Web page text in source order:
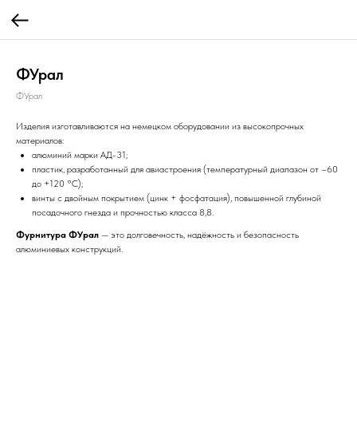
ФУрал
ФУрал
Изделия изготавливаются на немецком оборудовании из высокопрочных
материалов:
алюминий марки АД-31;
пластик, разработанный для авиастроения (температурный диапазон от –60
до +120 °C);
винты с двойным покрытием (цинк + фосфатация), повышенной глубиной
посадочного гнезда и прочностью класса 8,8.
Фурнитура ФУрал — это долговечность, надёжность и безопасность
алюминиевых конструкций.